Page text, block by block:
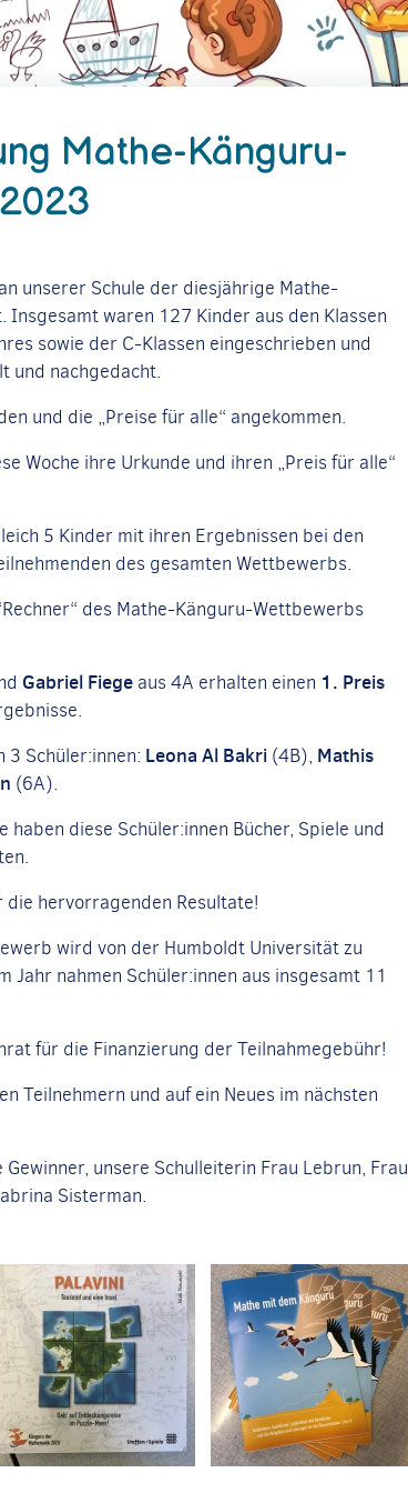
Mathe-Känguru-
unserer Schule der diesjährige Mathe-
waren 127 Kinder aus den Klassen
sowie der C-Klassen eingeschrieben und
und nachgedacht.
und die „Preise für alle“ angekommen.
Woche ihre Urkunde und ihren „Preis für alle“
5 Kinder mit ihren Ergebnissen bei den
des gesamten Wettbewerbs.
des Mathe-Känguru-Wettbewerbs
Gabriel Fiege aus 4A erhalten einen 1. Preis
3 Schüler:innen: Leona Al Bakri (4B), Mathis
(6A).
haben diese Schüler:innen Bücher, Spiele und
die hervorragenden Resultate!
wird von der Humboldt Universität zu
Jahr nahmen Schüler:innen aus insgesamt 11
für die Finanzierung der Teilnahmegebühr!
Teilnehmern und auf ein Neues im nächsten
unsere Schulleiterin Frau Lebrun, Frau
Sisterman.